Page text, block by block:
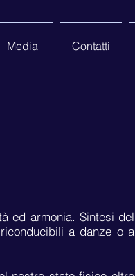
Media Contatti
ed armonia. Sintesi del
a danze o a